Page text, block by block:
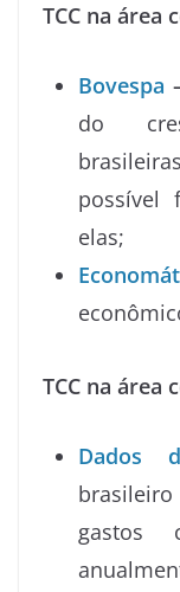
TCC na área
Bovespa
do
possível
elas;
TCC na área
Dados
gastos